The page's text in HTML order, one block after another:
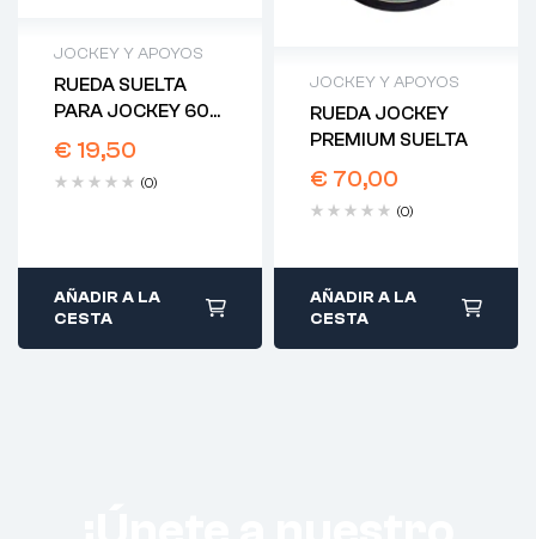
JOCKEY Y APOYOS
RUEDA SUELTA
PARA JOCKEY 60
SEMIAUTOMÁTICA
€ 19,50
(0)
AÑADIR A LA
CESTA
JOCKEY Y APOYOS
RUEDA JOCKEY
PREMIUM SUELTA
€ 70,00
(0)
AÑADIR A LA
CESTA